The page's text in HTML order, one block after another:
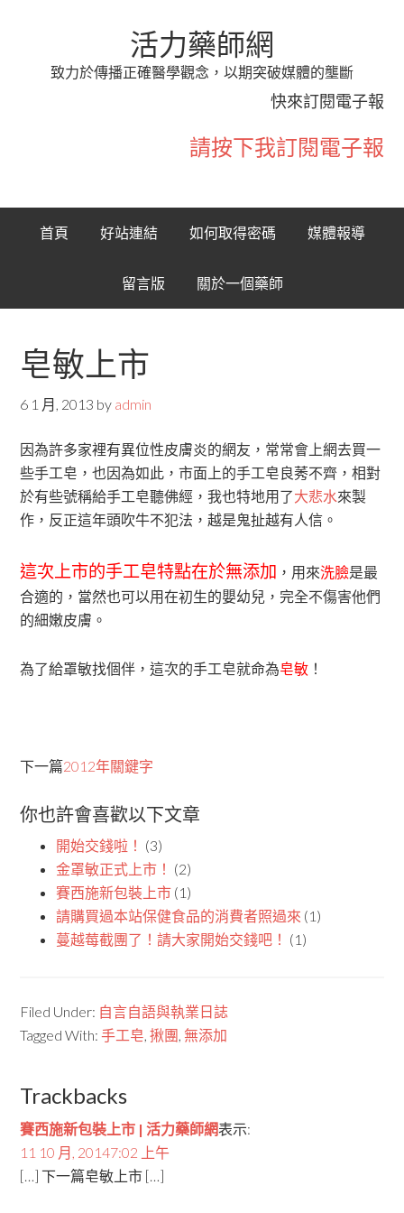
活力藥師網
致力於傳播正確醫學觀念，以期突破媒體的壟斷
快來訂閱電子報
請按下我訂閱電子報
首頁 好站連結 如何取得密碼 媒體報導
留言版 關於一個藥師
皂敏上市
6 1 月, 2013 by admin
因為許多家裡有異位性皮膚炎的網友，常常會上網去買一
些手工皂，也因為如此，市面上的手工皂良莠不齊，相對
於有些號稱給手工皂聽佛經，我也特地用了大悲水來製
作，反正這年頭吹牛不犯法，越是鬼扯越有人信。
這次上市的手工皂特點在於無添加 ，用來洗臉是最
合適的，當然也可以用在初生的嬰幼兒，完全不傷害他們
的細嫩皮膚。
為了給罩敏找個伴，這次的手工皂就命為皂敏 ！
下一篇2012年關鍵字
你也許會喜歡以下文章
開始交錢啦！ (3)
金罩敏正式上市！ (2)
賽西施新包裝上市 (1)
請購買過本站保健食品的消費者照過來 (1)
蔓越莓截團了！請大家開始交錢吧！ (1)
Filed Under: 自言自語與執業日誌
Tagged With:手工皂,揪團, 無添加
Trackbacks
賽西施新包裝上市 | 活力藥師網表示:
11 10 月, 20147:02 上午
[…] 下一篇皂敏上市 […]